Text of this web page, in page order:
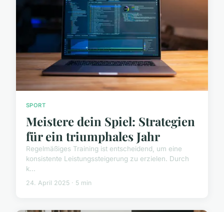
SPORT
Meistere dein Spiel: Strategien
für ein triumphales Jahr
Regelmäßiges Training ist entscheidend, um eine
konsistente Leistungssteigerung zu erzielen. Durch
k...
24. April 2025 · 5 min